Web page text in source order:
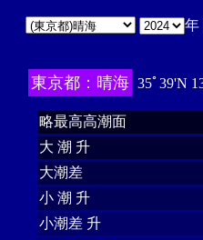
年
東京都：晴海 35ﾟ39'N
略最高高潮面
大 潮 升
大潮差
小 潮 升
小潮差 升